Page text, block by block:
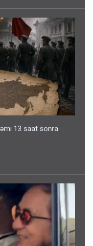
13 saat sonra